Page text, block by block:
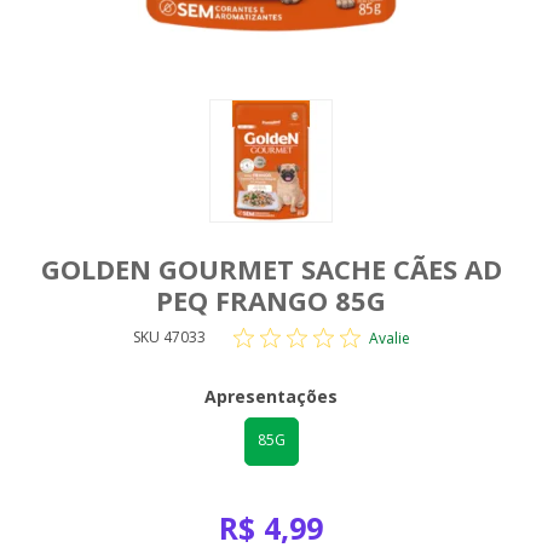
GOLDEN GOURMET SACHE CÃES AD
PEQ FRANGO 85G
SKU 47033 Avalie
Apresentações
85G
R$ 4,99